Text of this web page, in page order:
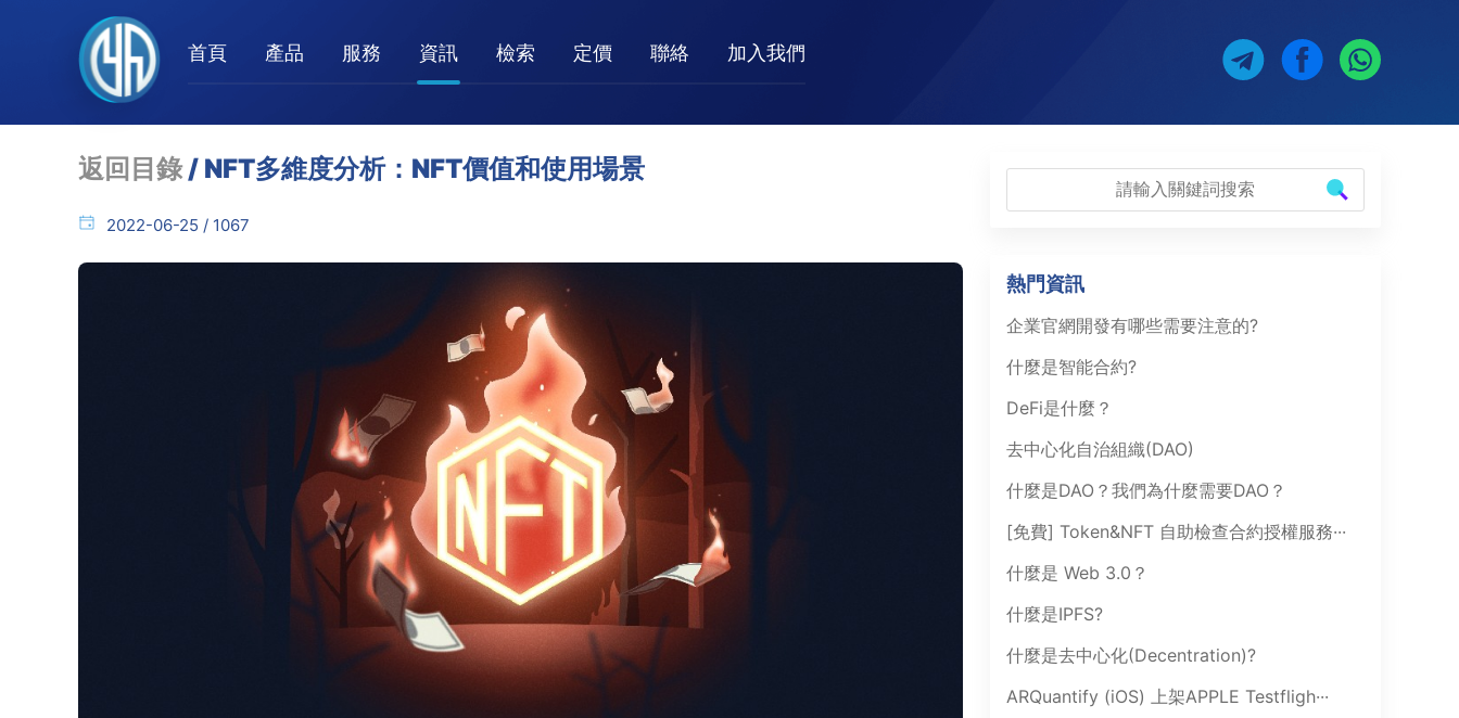
首頁 產品 服務 資訊 檢索 定價 聯絡 加入我們
返回目錄/ NFT多維度分析：NFT價值和使用場景
2022-06-25 / 1067
熱門資訊
企業官網開發有哪些需要注意的?
什麼是智能合約?
DeFi是什麼？
去中心化自治組織(DAO)
什麼是DAO？我們為什麼需要DAO？
[免費] Token&NFT 自助檢查合約授權服務···
什麼是 Web 3.0？
什麼是IPFS?
什麼是去中心化(Decentration)?
ARQuantify (iOS) 上架APPLE Testfligh···